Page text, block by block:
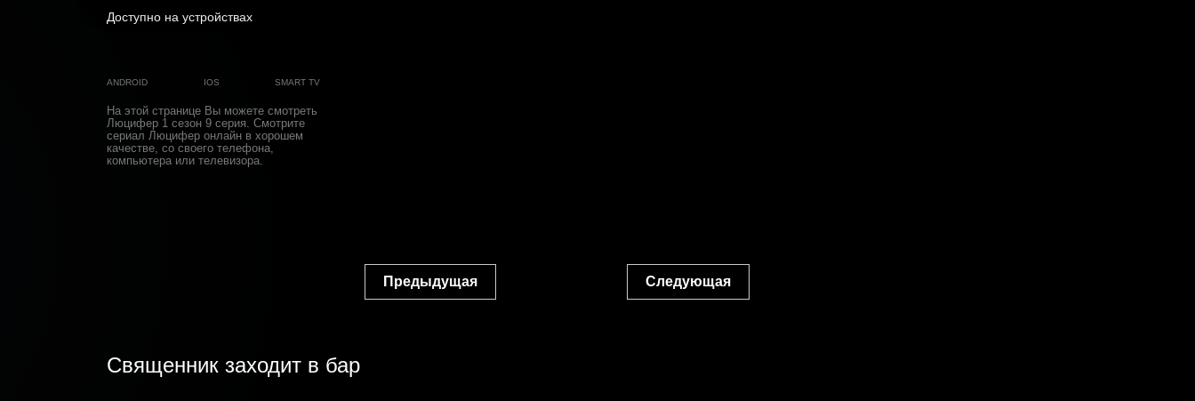
Доступно на устройствах
ANDROID IOS SMART TV
На этой странице Вы можете смотреть
Люцифер 1 cезон 9 cерия. Смотрите
сериал Люцифер онлайн в хорошем
качестве, со своего телефона,
компьютера или телевизора.
Предыдущая Следующая
Священник заходит в бар